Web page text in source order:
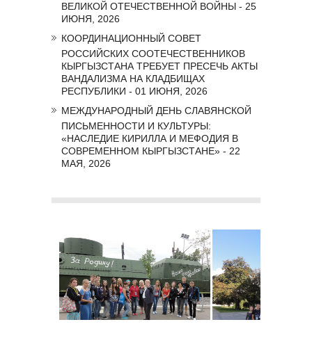
ВЕЛИКОЙ ОТЕЧЕСТВЕННОЙ ВОЙНЫ - 25
ИЮНЯ, 2026
КООРДИНАЦИОННЫЙ СОВЕТ
РОССИЙСКИХ СООТЕЧЕСТВЕННИКОВ
КЫРГЫЗСТАНА ТРЕБУЕТ ПРЕСЕЧЬ АКТЫ
ВАНДАЛИЗМА НА КЛАДБИЩАХ
РЕСПУБЛИКИ - 01 ИЮНЯ, 2026
МЕЖДУНАРОДНЫЙ ДЕНЬ СЛАВЯНСКОЙ
ПИСЬМЕННОСТИ И КУЛЬТУРЫ:
«НАСЛЕДИЕ КИРИЛЛА И МЕФОДИЯ В
СОВРЕМЕННОМ КЫРГЫЗСТАНЕ» - 22
МАЯ, 2026